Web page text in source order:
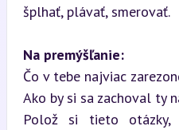
šplhať, plávať, smerovať.
Na premýšľanie:
Čo v tebe najviac
Ako by si sa zachoval ty
Polož si tieto